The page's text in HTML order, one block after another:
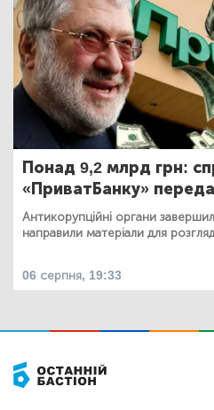
Понад 9,2 млрд грн:
«ПриватБанку»
Антикорупційні органи
направили матеріали для
06 серпня, 19:33